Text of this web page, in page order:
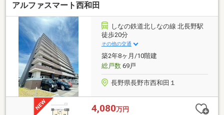
アルファスマート西和田
しなの鉄道北しなの線 北長野駅
徒歩20分
その他の交通
築2年8ヶ月/10階建
総戸数69戸
長野県長野市西和田１
4,080万円